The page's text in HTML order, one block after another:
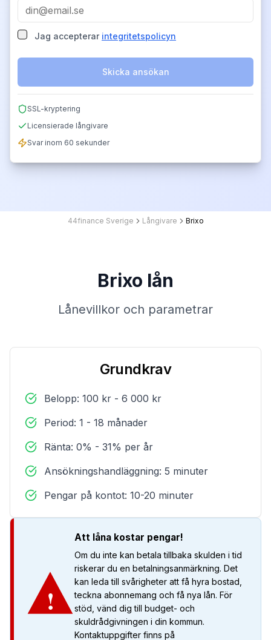
Jag accepterar integritetspolicyn
Skicka ansökan
SSL-kryptering
Licensierade långivare
Svar inom 60 sekunder
44finance Sverige Långivare Brixo
Brixo lån
Lånevillkor och parametrar
Grundkrav
Belopp: 100 kr - 6 000 kr
Period: 1 - 18 månader
Ränta: 0% - 31% per år
Ansökningshandläggning: 5 minuter
Pengar på kontot: 10-20 minuter
!
Att låna kostar pengar!
Om du inte kan betala tillbaka skulden i tid
riskerar du en betalningsanmärkning. Det
kan leda till svårigheter att få hyra bostad,
teckna abonnemang och få nya lån. För
stöd, vänd dig till budget- och
skuldrådgivningen i din kommun.
Kontaktuppgifter finns på